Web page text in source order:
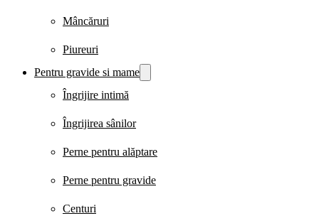
Mâncăruri
Piureuri
Pentru gravide si mame
Îngrijire intimă
Îngrijirea sânilor
Perne pentru alăptare
Perne pentru gravide
Centuri